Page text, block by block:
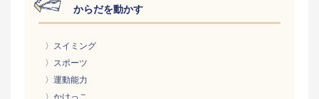
からだを動かす
〉スイミング
〉スポーツ
〉運動能力
〉かけっこ